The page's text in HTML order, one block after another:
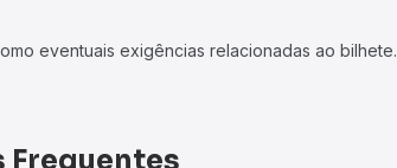
eventuais exigências relacionadas ao bilhete.
Frequentes